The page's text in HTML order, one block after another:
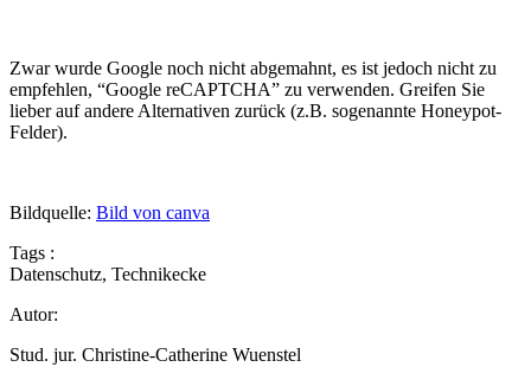
Zwar wurde Google noch nicht abgemahnt, es ist jedoch nicht zu
empfehlen, “Google reCAPTCHA” zu verwenden. Greifen Sie
lieber auf andere Alternativen zurück (z.B. sogenannte Honeypot-
Felder).
Bildquelle: Bild von canva
Tags :
Datenschutz, Technikecke
Autor:
Stud. jur. Christine-Catherine Wuenstel